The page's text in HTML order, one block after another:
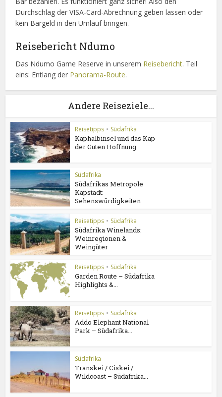
Durchschlag der VISA-Card-Abrechnung geben lassen oder
kein Bargeld in den Umlauf bringen.
Reisebericht Ndumo
Das Ndumo Game Reserve in unserem Reisebericht. Teil
eins: Entlang der Panorama-Route.
Andere Reiseziele...
Reisetipps • Südafrika
Kaphalbinsel und das Kap
der Guten Hoffnung
Südafrika
Südafrikas Metropole
Kapstadt:
Sehenswürdigkeiten
Reisetipps • Südafrika
Südafrika Winelands:
Weinregionen &
Weingüter
Reisetipps • Südafrika
Garden Route – Südafrika
Highlights &...
Reisetipps • Südafrika
Addo Elephant National
Park – Südafrika...
Südafrika
Transkei / Ciskei /
Wildcoast – Südafrika...